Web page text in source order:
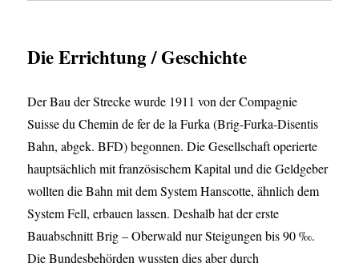
Die Errichtung / Geschichte
Der Bau der Strecke wurde 1911 von der Compagnie
Suisse du Chemin de fer de la Furka (Brig-Furka-Disentis
Bahn, abgek. BFD) begonnen. Die Gesellschaft operierte
hauptsächlich mit französischem Kapital und die Geldgeber
wollten die Bahn mit dem System Hanscotte, ähnlich dem
System Fell, erbauen lassen. Deshalb hat der erste
Bauabschnitt Brig – Oberwald nur Steigungen bis 90 ‰.
Die Bundesbehörden wussten dies aber durch